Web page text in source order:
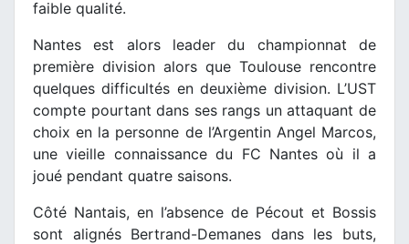
faible qualité.
Nantes est alors leader du championnat de
première division alors que Toulouse rencontre
quelques difficultés en deuxième division. L’UST
compte pourtant dans ses rangs un attaquant de
choix en la personne de l’Argentin Angel Marcos,
une vieille connaissance du FC Nantes où il a
joué pendant quatre saisons.
Côté Nantais, en l’absence de Pécout et Bossis
sont alignés Bertrand-Demanes dans les buts,